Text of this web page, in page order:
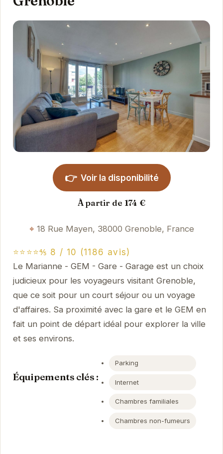
👉 Voir la disponibilité
À partir de 174 €
18 Rue Mayen, 38000 Grenoble, France
⭐⭐⭐⭐⅘ 8 / 10 (1186 avis)
Le Marianne - GEM - Gare - Garage est un choix
judicieux pour les voyageurs visitant Grenoble,
que ce soit pour un court séjour ou un voyage
d'affaires. Sa proximité avec la gare et le GEM en
fait un point de départ idéal pour explorer la ville
et ses environs.
Équipements clés :
Parking
Internet
Chambres familiales
Chambres non-fumeurs